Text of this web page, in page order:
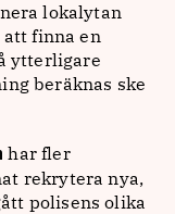
lokalytan
finna en
ytterligare
beräknas ske
har fler
rekrytera nya,
polisens olika